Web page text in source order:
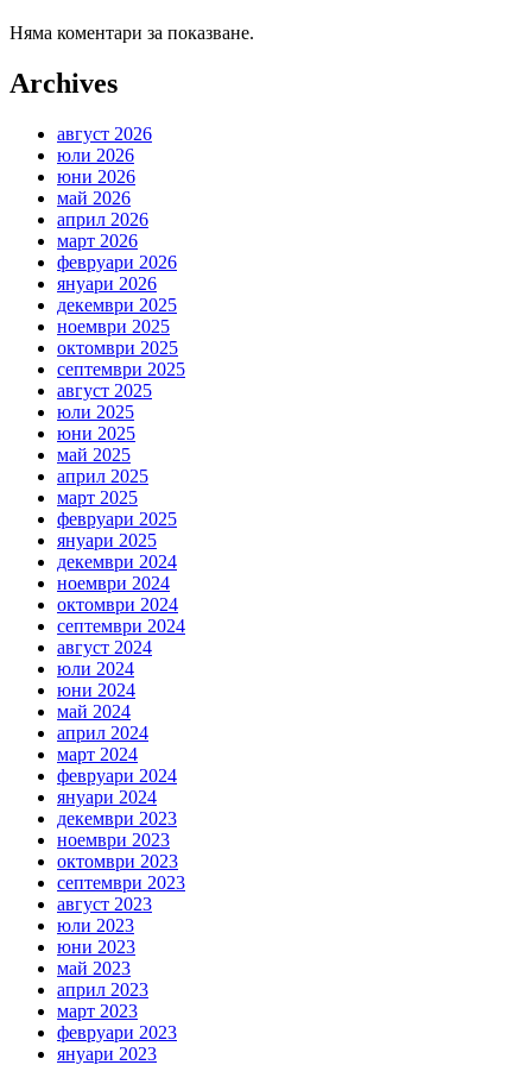
Няма коментари за показване.
Archives
август 2026
юли 2026
юни 2026
май 2026
април 2026
март 2026
февруари 2026
януари 2026
декември 2025
ноември 2025
октомври 2025
септември 2025
август 2025
юли 2025
юни 2025
май 2025
април 2025
март 2025
февруари 2025
януари 2025
декември 2024
ноември 2024
октомври 2024
септември 2024
август 2024
юли 2024
юни 2024
май 2024
април 2024
март 2024
февруари 2024
януари 2024
декември 2023
ноември 2023
октомври 2023
септември 2023
август 2023
юли 2023
юни 2023
май 2023
април 2023
март 2023
февруари 2023
януари 2023